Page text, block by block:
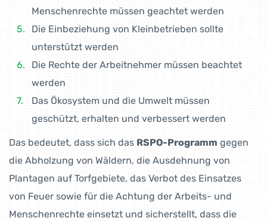
Menschenrechte müssen geachtet werden
Die Einbeziehung von Kleinbetrieben sollte
unterstützt werden
Die Rechte der Arbeitnehmer müssen beachtet
werden
Das Ökosystem und die Umwelt müssen
geschützt, erhalten und verbessert werden
Das bedeutet, dass sich das RSPO-Programm gegen
die Abholzung von Wäldern, die Ausdehnung von
Plantagen auf Torfgebiete, das Verbot des Einsatzes
von Feuer sowie für die Achtung der Arbeits- und
Menschenrechte einsetzt und sicherstellt, dass die